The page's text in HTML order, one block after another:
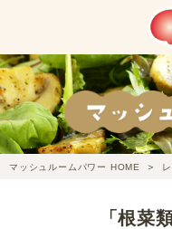
マッシュルームパワー HOME
「根菜